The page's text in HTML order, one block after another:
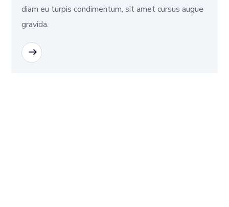
diam eu turpis condimentum, sit amet cursus augue
gravida.